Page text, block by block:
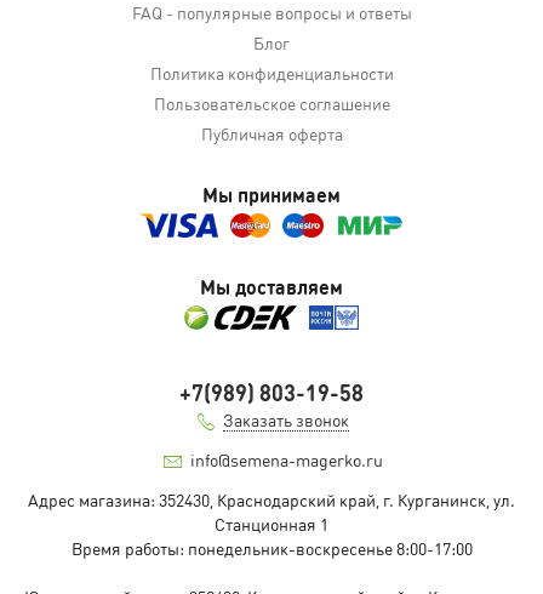
FAQ - популярные вопросы и ответы
Блог
Политика конфиденциальности
Пользовательское соглашение
Публичная оферта
Мы принимаем
Мы доставляем
+7(989) 803-19-58
Заказать звонок
info@semena-magerko.ru
Адрес магазина: 352430, Краснодарский край, г. Курганинск, ул.
Станционная 1
Время работы: понедельник-воскресенье 8:00-17:00